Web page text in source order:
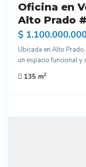
Oficina en
Alto Prado
$
Ubicada en Alto
un espacio funcional y
135 m2